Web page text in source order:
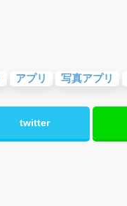
アプリ 写真アプリ
twitter